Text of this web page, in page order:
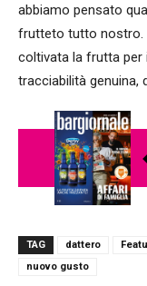
abbiamo pensato
frutteto tutto nostro.
coltivata la frutta per
tracciabilità genuina,
TAG dattero
nuovo gusto